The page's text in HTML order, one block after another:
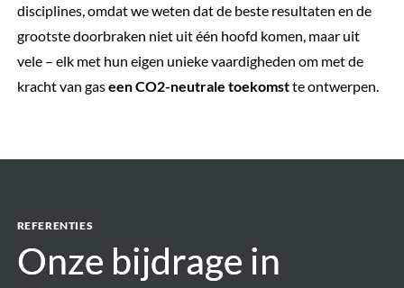
disciplines, omdat we weten dat de beste resultaten en de
grootste doorbraken niet uit één hoofd komen, maar uit
vele – elk met hun eigen unieke vaardigheden om met de
kracht van gaseen CO2-neutrale toekomstte ontwerpen.
REFERENTIES
Onze bijdrage in
Onze bijdrage in